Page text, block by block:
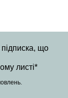
що
листі*